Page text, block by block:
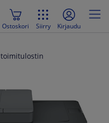
Ostoskori Siirry Kirjaudu